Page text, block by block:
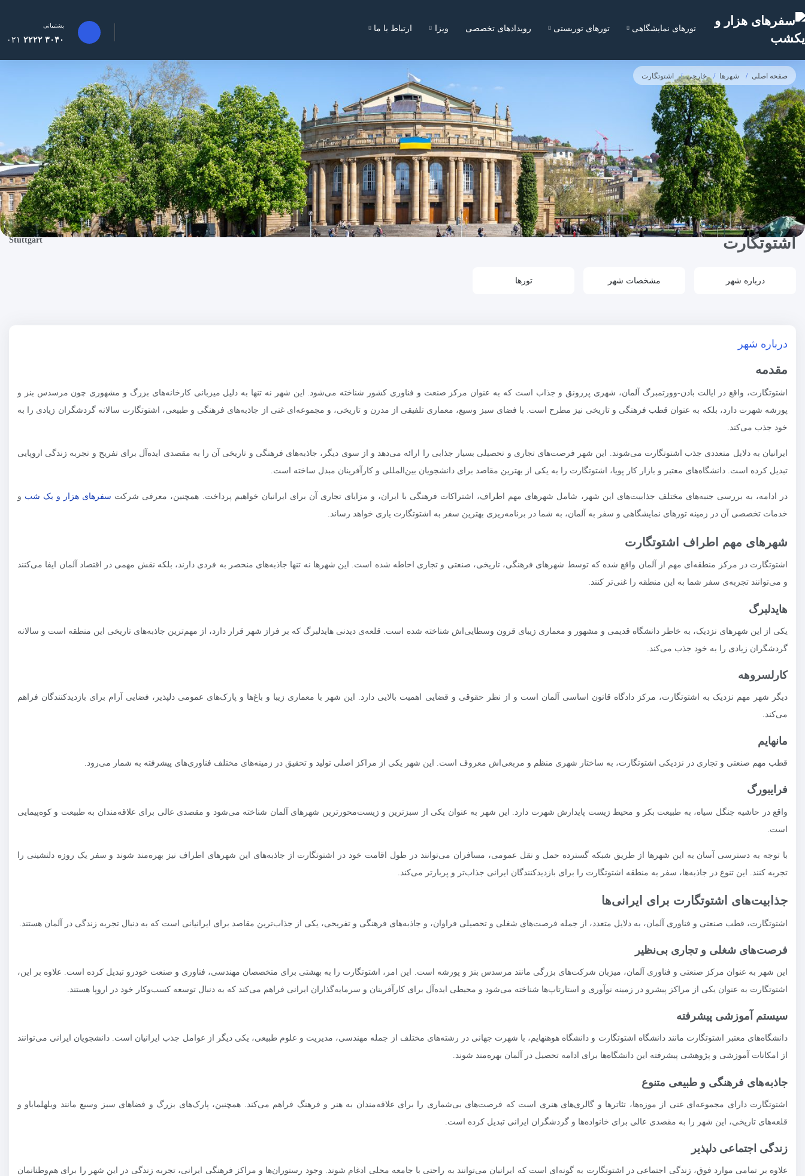
تورهای نمایشگاهی تورهای توریستی رویدادهای تخصصی ویزا ارتباط با ما پشتیبانی
۳۰۴۰ ۲۲۲۲ ۰۲۱
صفحه اصلی شهرها خارجی اشتوتگارت
اشتوتگارت Stuttgart
درباره شهر مشخصات شهر تورها
درباره شهر
مقدمه
اشتوتگارت، واقع در ایالت بادن-وورتمبرگ آلمان، شهری پررونق و جذاب است که به عنوان مرکز صنعت و فناوری کشور شناخته می‌شود. این شهر نه تنها به دلیل میزبانی کارخانه‌های بزرگ و مشهوری چون مرسدس بنز و
پورشه شهرت دارد، بلکه به عنوان قطب فرهنگی و تاریخی نیز مطرح است. با فضای سبز وسیع، معماری تلفیقی از مدرن و تاریخی، و مجموعه‌ای غنی از جاذبه‌های فرهنگی و طبیعی، اشتوتگارت سالانه گردشگران زیادی را به
خود جذب می‌کند.
ایرانیان به دلایل متعددی جذب اشتوتگارت می‌شوند. این شهر فرصت‌های تجاری و تحصیلی بسیار جذابی را ارائه می‌دهد و از سوی دیگر، جاذبه‌های فرهنگی و تاریخی آن را به مقصدی ایده‌آل برای تفریح و تجربه زندگی اروپایی
تبدیل کرده است. دانشگاه‌های معتبر و بازار کار پویا، اشتوتگارت را به یکی از بهترین مقاصد برای دانشجویان بین‌المللی و کارآفرینان مبدل ساخته است.
در ادامه، به بررسی جنبه‌های مختلف جذابیت‌های این شهر، شامل شهرهای مهم اطراف، اشتراکات فرهنگی با ایران، و مزایای تجاری آن برای ایرانیان خواهیم پرداخت. همچنین، معرفی شرکت سفرهای هزار و یک شب و
خدمات تخصصی آن در زمینه تورهای نمایشگاهی و سفر به آلمان، به شما در برنامه‌ریزی بهترین سفر به اشتوتگارت یاری خواهد رساند.
شهرهای مهم اطراف اشتوتگارت
اشتوتگارت در مرکز منطقه‌ای مهم از آلمان واقع شده که توسط شهرهای فرهنگی، تاریخی، صنعتی و تجاری احاطه شده است. این شهرها نه تنها جاذبه‌های منحصر به فردی دارند، بلکه نقش مهمی در اقتصاد آلمان ایفا می‌کنند
و می‌توانند تجربه‌ی سفر شما به این منطقه را غنی‌تر کنند.
هایدلبرگ
یکی از این شهرهای نزدیک، به خاطر دانشگاه قدیمی و مشهور و معماری زیبای قرون وسطایی‌اش شناخته شده است. قلعه‌ی دیدنی هایدلبرگ که بر فراز شهر قرار دارد، از مهم‌ترین جاذبه‌های تاریخی این منطقه است و سالانه
گردشگران زیادی را به خود جذب می‌کند.
کارلسروهه
دیگر شهر مهم نزدیک به اشتوتگارت، مرکز دادگاه قانون اساسی آلمان است و از نظر حقوقی و قضایی اهمیت بالایی دارد. این شهر با معماری زیبا و باغ‌ها و پارک‌های عمومی دلپذیر، فضایی آرام برای بازدیدکنندگان فراهم
می‌کند.
مانهایم
قطب مهم صنعتی و تجاری در نزدیکی اشتوتگارت، به ساختار شهری منظم و مربعی‌اش معروف است. این شهر یکی از مراکز اصلی تولید و تحقیق در زمینه‌های مختلف فناوری‌های پیشرفته به شمار می‌رود.
فرایبورگ
واقع در حاشیه جنگل سیاه، به طبیعت بکر و محیط زیست پایدارش شهرت دارد. این شهر به عنوان یکی از سبزترین و زیست‌محورترین شهرهای آلمان شناخته می‌شود و مقصدی عالی برای علاقه‌مندان به طبیعت و کوه‌پیمایی
است.
با توجه به دسترسی آسان به این شهرها از طریق شبکه گسترده حمل و نقل عمومی، مسافران می‌توانند در طول اقامت خود در اشتوتگارت از جاذبه‌های این شهرهای اطراف نیز بهره‌مند شوند و سفر یک روزه دلنشینی را
تجربه کنند. این تنوع در جاذبه‌ها، سفر به منطقه اشتوتگارت را برای بازدیدکنندگان ایرانی جذاب‌تر و پربارتر می‌کند.
جذابیت‌های اشتوتگارت برای ایرانی‌ها
اشتوتگارت، قطب صنعتی و فناوری آلمان، به دلایل متعدد، از جمله فرصت‌های شغلی و تحصیلی فراوان، و جاذبه‌های فرهنگی و تفریحی، یکی از جذاب‌ترین مقاصد برای ایرانیانی است که به دنبال تجربه زندگی در آلمان هستند.
فرصت‌های شغلی و تجاری بی‌نظیر
این شهر به عنوان مرکز صنعتی و فناوری آلمان، میزبان شرکت‌های بزرگی مانند مرسدس بنز و پورشه است. این امر، اشتوتگارت را به بهشتی برای متخصصان مهندسی، فناوری و صنعت خودرو تبدیل کرده است. علاوه بر این،
اشتوتگارت به عنوان یکی از مراکز پیشرو در زمینه نوآوری و استارتاپ‌ها شناخته می‌شود و محیطی ایده‌آل برای کارآفرینان و سرمایه‌گذاران ایرانی فراهم می‌کند که به دنبال توسعه کسب‌وکار خود در اروپا هستند.
سیستم آموزشی پیشرفته
دانشگاه‌های معتبر اشتوتگارت مانند دانشگاه اشتوتگارت و دانشگاه هوهنهایم، با شهرت جهانی در رشته‌های مختلف از جمله مهندسی، مدیریت و علوم طبیعی، یکی دیگر از عوامل جذب ایرانیان است. دانشجویان ایرانی می‌توانند
از امکانات آموزشی و پژوهشی پیشرفته این دانشگاه‌ها برای ادامه تحصیل در آلمان بهره‌مند شوند.
جاذبه‌های فرهنگی و طبیعی متنوع
اشتوتگارت دارای مجموعه‌ای غنی از موزه‌ها، تئاترها و گالری‌های هنری است که فرصت‌های بی‌شماری را برای علاقه‌مندان به هنر و فرهنگ فراهم می‌کند. همچنین، پارک‌های بزرگ و فضاهای سبز وسیع مانند ویلهلماباو و
قلعه‌های تاریخی، این شهر را به مقصدی عالی برای خانواده‌ها و گردشگران ایرانی تبدیل کرده است.
زندگی اجتماعی دلپذیر
علاوه بر تمامی موارد فوق، زندگی اجتماعی در اشتوتگارت به گونه‌ای است که ایرانیان می‌توانند به راحتی با جامعه محلی ادغام شوند. وجود رستوران‌ها و مراکز فرهنگی ایرانی، تجربه زندگی در این شهر را برای هم‌وطنانمان